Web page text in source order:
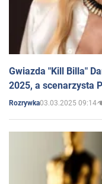
Gwiazda "Kill Billa"
2025, a scenarzysta
Rozrywka03.03.2025 09:14